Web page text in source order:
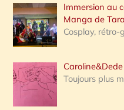
:
Immersion au
Manga de
Cosplay, rétro-
Toujours plus